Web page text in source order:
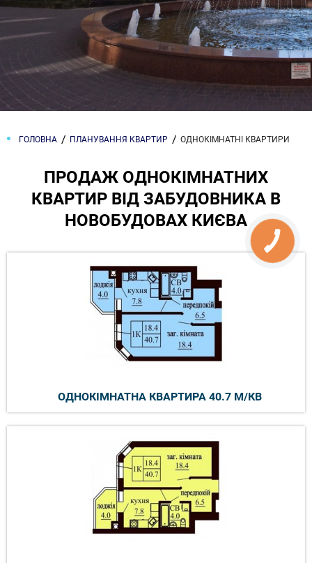
ГОЛОВНА ПЛАНУВАННЯ КВАРТИР ОДНОКІМНАТНІ КВАРТИРИ
ПРОДАЖ ОДНОКІМНАТНИХ
КВАРТИР ВІД ЗАБУДОВНИКА В
НОВОБУДОВАХ КИЄВА
ОДНОКІМНАТНА КВАРТИРА 40.7 М/КВ